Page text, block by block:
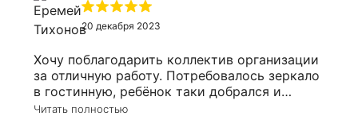
20 декабря 2023
Хочу поблагодарить коллектив организации
за отличную работу. Потребовалось зеркало
в гостинную, ребёнок таки добрался и
разбил его. Решил заказать заодно и в
Читать полностью